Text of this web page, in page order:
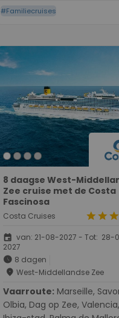
#Familiecruises
8 daagse West-
Zee cruise met de Costa
Fascinosa
Costa Cruises starstarstar
event van: 21-08-2027 - Tot: 28-
2027
schedule 8 dagen
place West-Middellandse Zee
Vaarroute:
Olbia, Dag op Zee, Valencia,